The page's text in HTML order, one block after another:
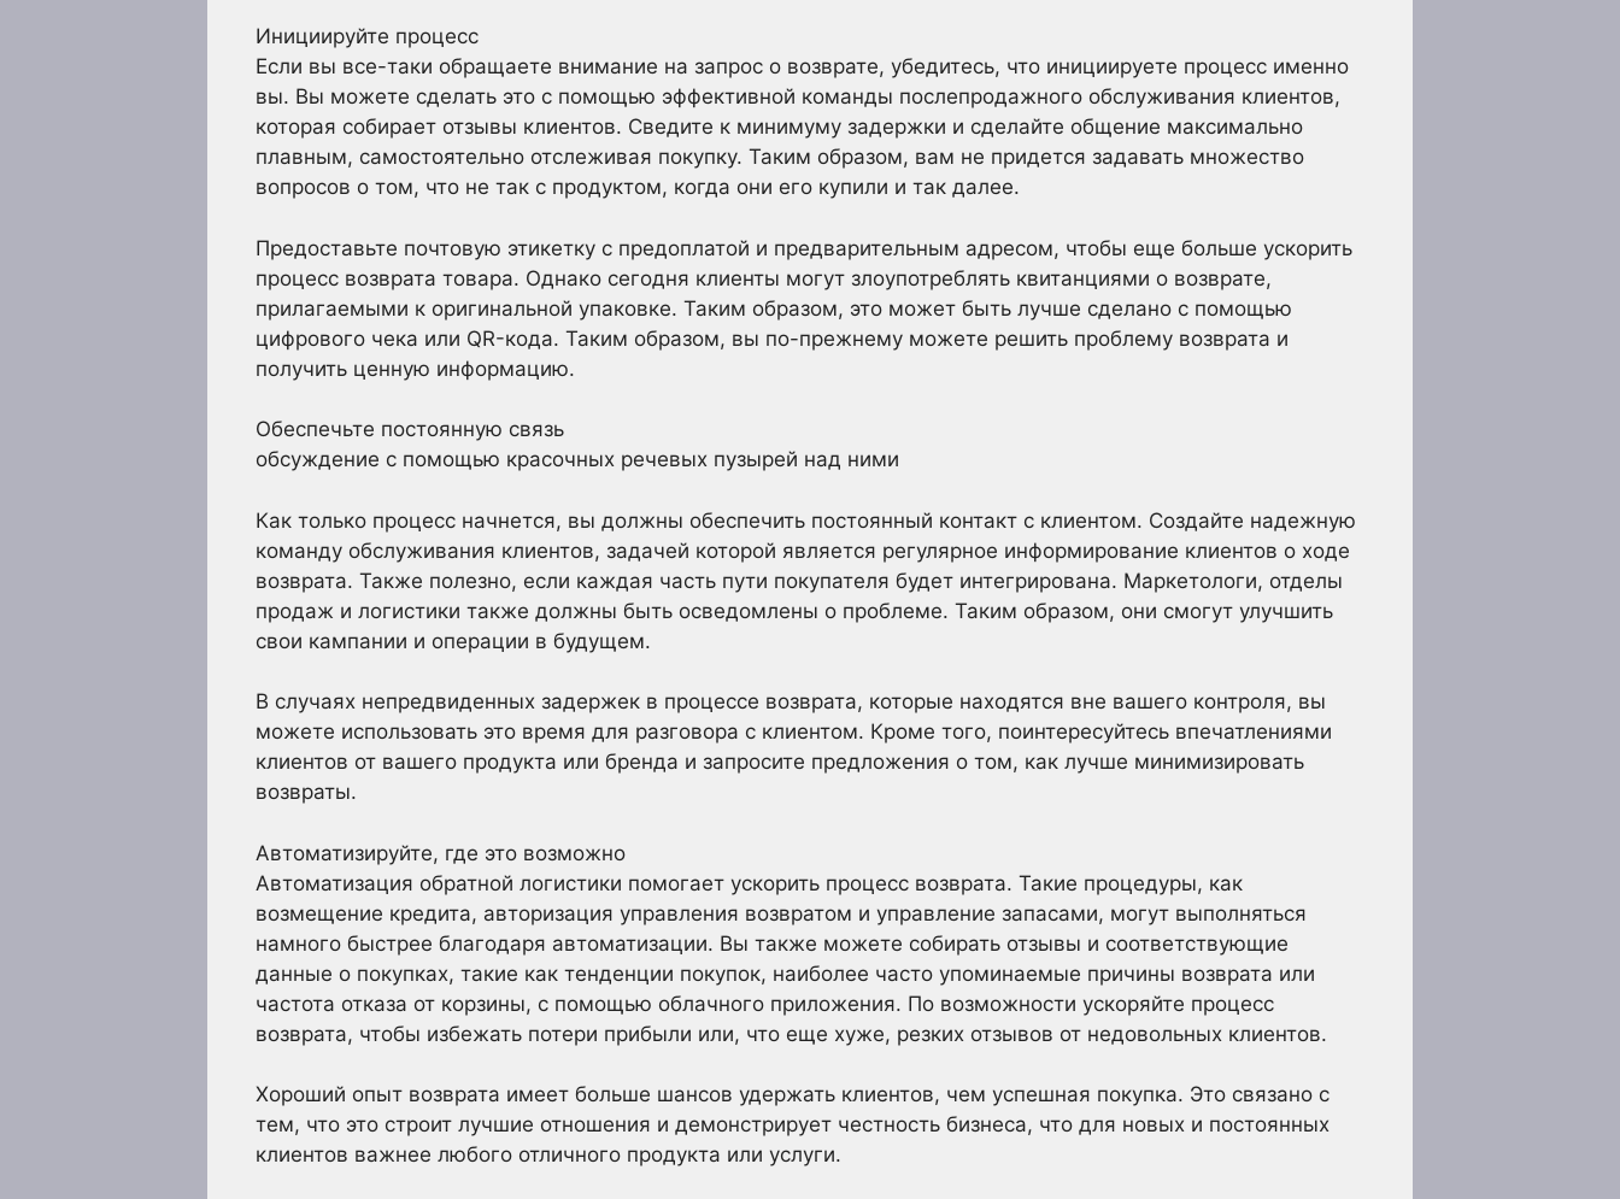
Инициируйте процесс
Если вы все-таки обращаете внимание на запрос о возврате, убедитесь, что инициируете процесс именно
вы. Вы можете сделать это с помощью эффективной команды послепродажного обслуживания клиентов,
которая собирает отзывы клиентов. Сведите к минимуму задержки и сделайте общение максимально
плавным, самостоятельно отслеживая покупку. Таким образом, вам не придется задавать множество
вопросов о том, что не так с продуктом, когда они его купили и так далее.
Предоставьте почтовую этикетку с предоплатой и предварительным адресом, чтобы еще больше ускорить
процесс возврата товара. Однако сегодня клиенты могут злоупотреблять квитанциями о возврате,
прилагаемыми к оригинальной упаковке. Таким образом, это может быть лучше сделано с помощью
цифрового чека или QR-кода. Таким образом, вы по-прежнему можете решить проблему возврата и
получить ценную информацию.
Обеспечьте постоянную связь
обсуждение с помощью красочных речевых пузырей над ними
Как только процесс начнется, вы должны обеспечить постоянный контакт с клиентом. Создайте надежную
команду обслуживания клиентов, задачей которой является регулярное информирование клиентов о ходе
возврата. Также полезно, если каждая часть пути покупателя будет интегрирована. Маркетологи, отделы
продаж и логистики также должны быть осведомлены о проблеме. Таким образом, они смогут улучшить
свои кампании и операции в будущем.
В случаях непредвиденных задержек в процессе возврата, которые находятся вне вашего контроля, вы
можете использовать это время для разговора с клиентом. Кроме того, поинтересуйтесь впечатлениями
клиентов от вашего продукта или бренда и запросите предложения о том, как лучше минимизировать
возвраты.
Автоматизируйте, где это возможно
Автоматизация обратной логистики помогает ускорить процесс возврата. Такие процедуры, как
возмещение кредита, авторизация управления возвратом и управление запасами, могут выполняться
намного быстрее благодаря автоматизации. Вы также можете собирать отзывы и соответствующие
данные о покупках, такие как тенденции покупок, наиболее часто упоминаемые причины возврата или
частота отказа от корзины, с помощью облачного приложения. По возможности ускоряйте процесс
возврата, чтобы избежать потери прибыли или, что еще хуже, резких отзывов от недовольных клиентов.
Хороший опыт возврата имеет больше шансов удержать клиентов, чем успешная покупка. Это связано с
тем, что это строит лучшие отношения и демонстрирует честность бизнеса, что для новых и постоянных
клиентов важнее любого отличного продукта или услуги.